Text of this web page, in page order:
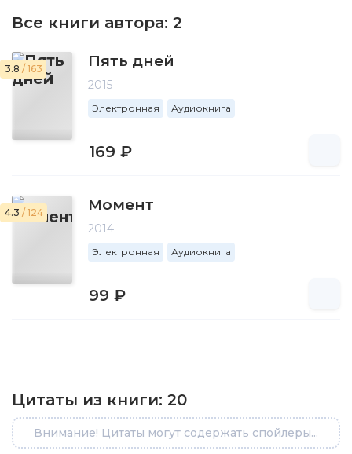
Все книги автора: 2
3.8 / 163 Пять дней
2015
Электронная Аудиокнига
169 ₽
4.3 / 124 Момент
2014
Электронная Аудиокнига
99 ₽
Цитаты из книги: 20
Внимание! Цитаты могут содержать спойлеры...